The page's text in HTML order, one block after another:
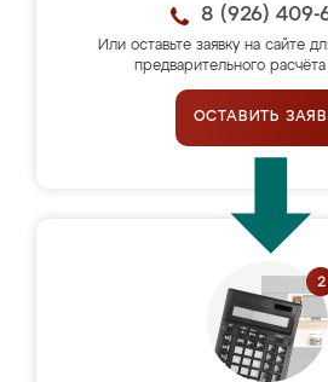
8 (926) 409-
Или оставьте заявку на сайте
предварительного
ОСТАВИТЬ